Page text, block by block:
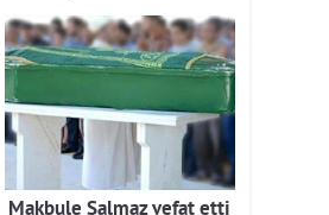
Makbule Salmaz vefat etti